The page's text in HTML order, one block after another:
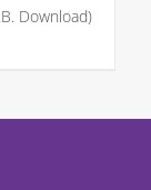
Download)